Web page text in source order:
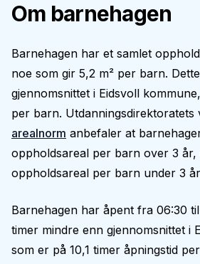
Om barnehagen
Barnehagen har et samlet
noe som gir 5,2 m² per barn.
gjennomsnittet i Eidsvoll
per barn. Utdanningsdirektoratets
arealnorm anbefaler at
oppholdsareal per barn over 3 år,
oppholdsareal per barn under 3
Barnehagen har åpent fra 06:30
timer mindre enn gjennomsnittet i
som er på 10,1 timer åpningstid